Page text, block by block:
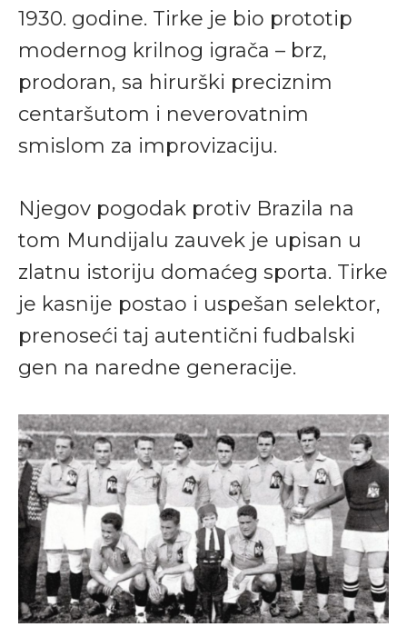
1930. godine. Tirke je bio prototip
modernog krilnog igrača – brz,
prodoran, sa hirurški preciznim
centaršutom i neverovatnim
smislom za improvizaciju.
Njegov pogodak protiv Brazila na
tom Mundijalu zauvek je upisan u
zlatnu istoriju domaćeg sporta. Tirke
je kasnije postao i uspešan selektor,
prenoseći taj autentični fudbalski
gen na naredne generacije.